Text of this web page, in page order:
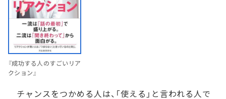
『成功する人のすごいリア
クション』
チャンスをつかめる人は、「使える」と言われる人で